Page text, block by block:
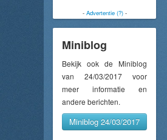
- Advertentie (?)-
Miniblog
Bekijk ook de Miniblog
van 24/03/2017 voor
meer informatie en
andere berichten.
Miniblog 24/03/2017